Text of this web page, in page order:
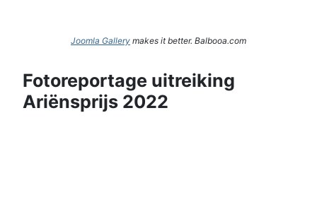
Joomla Gallery makes it better. Balbooa.com
Fotoreportage uitreiking
Ariënsprijs 2022